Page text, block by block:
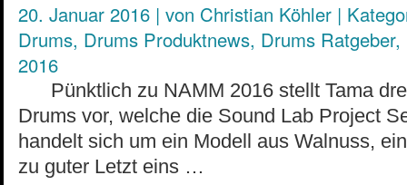
20. Januar 2016 | von Christian Köhler |
Drums, Drums Produktnews, Drums Ratgeber,
2016
Pünktlich zu NAMM 2016 stellt Tama
Drums vor, welche die Sound Lab Project
handelt sich um ein Modell aus Walnuss,
zu guter Letzt eins …